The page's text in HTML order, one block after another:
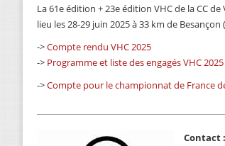
La 61e édition + 23e édition VHC de la CC
lieu les 28-29 juin 2025 à 33 km de Besançon
->Compte rendu VHC 2025
-> Programme et liste des engagés VHC 2025
->Compte pour le championnat de France
Contact :